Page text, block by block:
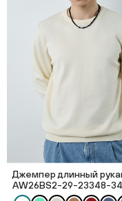
Джемпер длинный
AW26BS2-29-23348-